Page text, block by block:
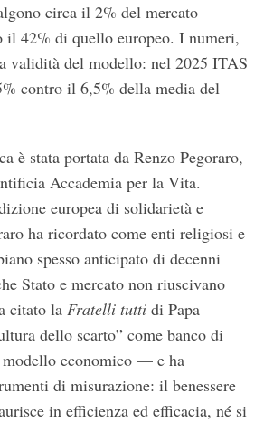
circa il 2% del mercato
il 42% di quello europeo. I numeri,
validità del modello: nel 2025 ITAS
contro il 6,5% della media del
è stata portata da Renzo Pegoraro,
Accademia per la Vita.
europea di solidarietà e
ha ricordato come enti religiosi e
spesso anticipato di decenni
Stato e mercato non riuscivano
citato la Fratelli tuttidi Papa
dello scarto” come banco di
modello economico — e ha
di misurazione: il benessere
in efficienza ed efficacia, né si